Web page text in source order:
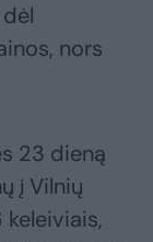
nors
23 dieną
į Vilnių
keleiviais,